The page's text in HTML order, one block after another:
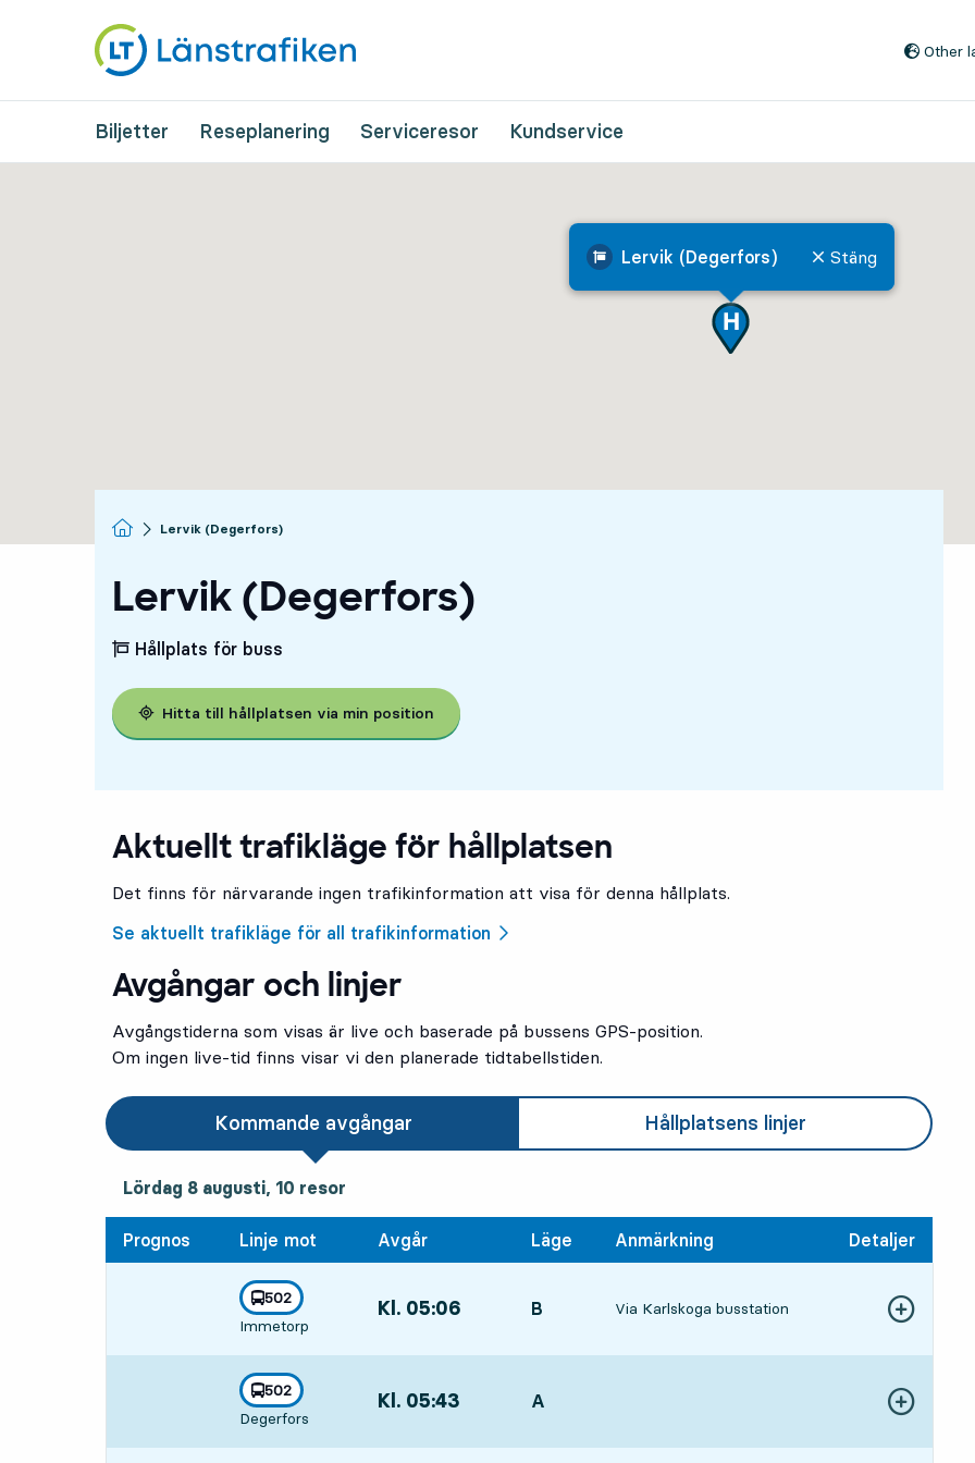
Other
Biljetter Reseplanering Serviceresor Kundservice
Lervik (Degerfors) Stäng
Startsida
Lervik (Degerfors)
Lervik (Degerfors)
Hållplats för buss
Hitta till hållplatsen via min position
Aktuellt trafikläge för hållplatsen
Det finns för närvarande ingen trafikinformation att visa för denna hållplats.
Se aktuellt trafikläge för all trafikinformation
Avgångar och linjer
Avgångstiderna som visas är live och baserade på bussens GPS-position.
Om ingen live-tid finns visar vi den planerade tidtabellstiden.
Kommande avgångar Hållplatsens linjer
lördag 8 augusti, 10 resor
Lördag 8 augusti, 10 resor
Prognos Linje mot Avgår Läge Anmärkning Detaljer
linje
502
mot
Immetorp
, Kl. 05:06 LÄGE,
B Via Karlskoga busstation Visa fler
linje
502
mot
Degerfors
, Kl. 05:43 LÄGE,
A Visa fler